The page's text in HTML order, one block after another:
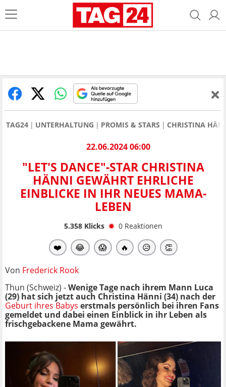
TAG24 UNTERHALTUNG PROMIS & STARS CHRISTINA
22.06.2024 06:00
"LET'S DANCE"-STAR CHRISTINA
HÄNNI GEWÄHRT EHRLICHE
EINBLICKE IN IHR NEUES MAMA-
LEBEN
5.358Klicks 0 Reaktionen
❤️ 😂 😱 🔥 😥 👏
Von Frederick Rook
Thun (Schweiz) -Wenige Tage nach ihrem Mann Luca
(29) hat sich jetzt auch Christina Hänni (34) nach der
Geburt ihres Babys erstmals persönlich bei ihren Fans
gemeldet und dabei einen Einblick in ihr Leben als
frischgebackene Mama gewährt.